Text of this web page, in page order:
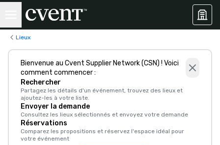
Lieux
Bienvenue au Cvent Supplier Network (CSN) ! Voici
comment commencer :
Rechercher
Partagez les détails d'un événement, trouvez des lieux et
ajoutez-les à votre liste.
Envoyer la demande
Consultez les lieux sélectionnés et envoyez votre demande
Réservations
Comparez les propositions et réservez l'espace idéal pour
votre événement